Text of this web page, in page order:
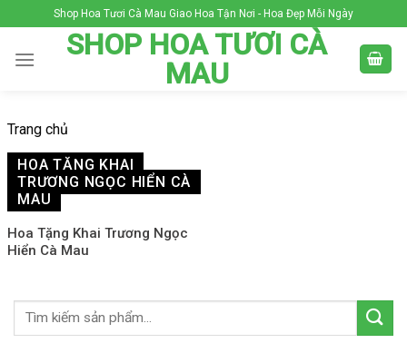
to
content
Shop Hoa Tươi Cà Mau Giao Hoa Tận Nơi - Hoa Đẹp Mỗi Ngày
SHOP HOA TƯƠI CÀ
MAU
Trang chủ
HOA TẶNG KHAI
TRƯƠNG NGỌC HIỂN CÀ
MAU
Hoa Tặng Khai Trương Ngọc
Hiển Cà Mau